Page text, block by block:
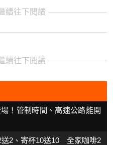
續往下閱讀
續往下閱讀
！管制時間、高速公路能開
送2、寄杯10送10 全家咖啡2